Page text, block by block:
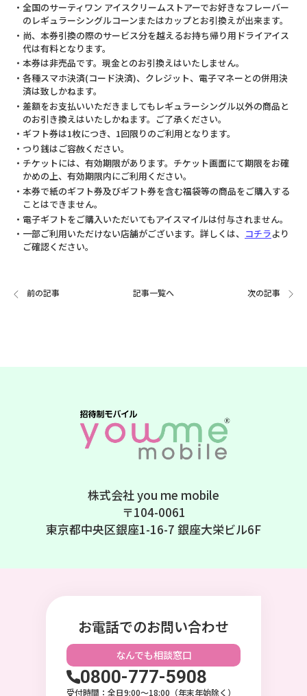
・全国のサーティワン アイスクリームストアーでお好きなフレーバー
のレギュラーシングルコーンまたはカップとお引換えが出来ます。
・尚、本券引換の際のサービス分を越えるお持ち帰り用ドライアイス
代は有料となります。
・本券は非売品です。現金とのお引換えはいたしません。
・各種スマホ決済(コード決済)、クレジット、電子マネーとの併用決
済は致しかねます。
・差額をお支払いいただきましてもレギュラーシングル以外の商品と
のお引き換えはいたしかねます。ご了承ください。
・ギフト券は1枚につき、1回限りのご利用となります。
・つり銭はご容赦ください。
・チケットには、有効期限があります。チケット画面にて期限をお確
かめの上、有効期限内にご利用ください。
・本券で紙のギフト券及びギフト券を含む福袋等の商品をご購入する
ことはできません。
・電子ギフトをご購入いただいてもアイスマイルは付与されません。
・一部ご利用いただけない店舗がございます。詳しくは、 コチラより
ご確認ください。
前の記事 記事一覧へ 次の記事
株式会社 you me mobile
〒104-0061
東京都中央区銀座1-16-7 銀座大栄ビル6F
お電話でのお問い合わせ
なんでも相談窓口
0800-777-5908
受付時間：全日9:00〜18:00（年末年始除く）